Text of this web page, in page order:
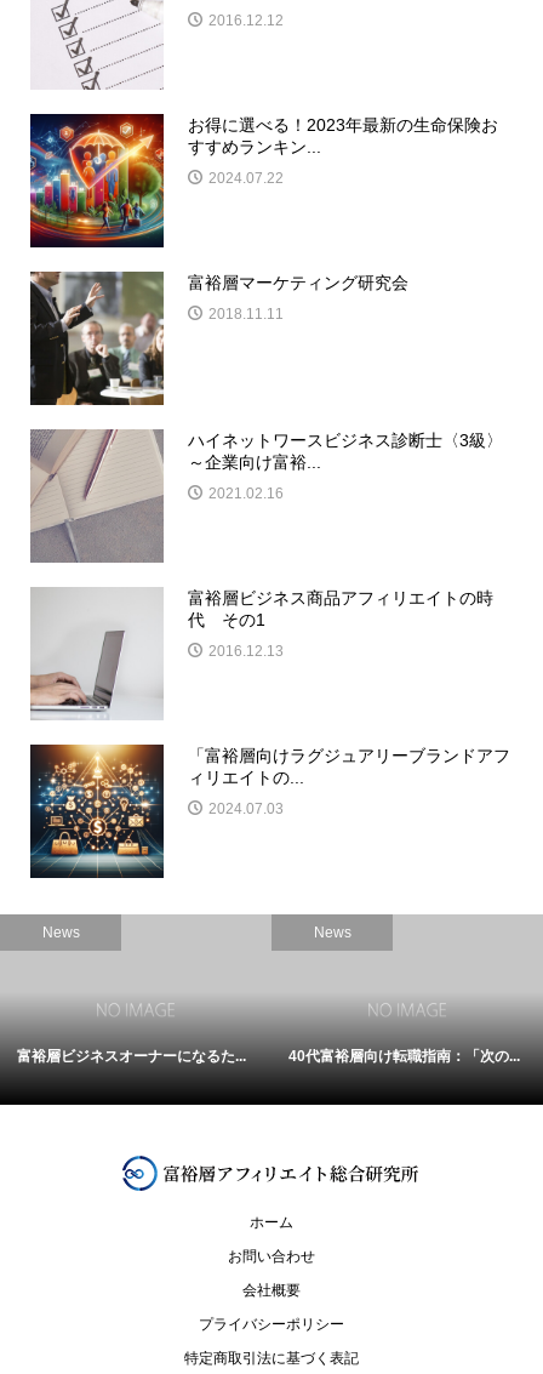
2016.12.12
お得に選べる！2023年最新の生命保険お
すすめランキン...
2024.07.22
富裕層マーケティング研究会
2018.11.11
ハイネットワースビジネス診断士〈3級〉
～企業向け富裕...
2021.02.16
富裕層ビジネス商品アフィリエイトの時
代 その1
2016.12.13
「富裕層向けラグジュアリーブランドアフ
ィリエイトの...
2024.07.03
News
富裕層ビジネスオーナーになるた...
News
40代富裕層向け転職指南：「次の...
ホーム
お問い合わせ
会社概要
プライバシーポリシー
特定商取引法に基づく表記